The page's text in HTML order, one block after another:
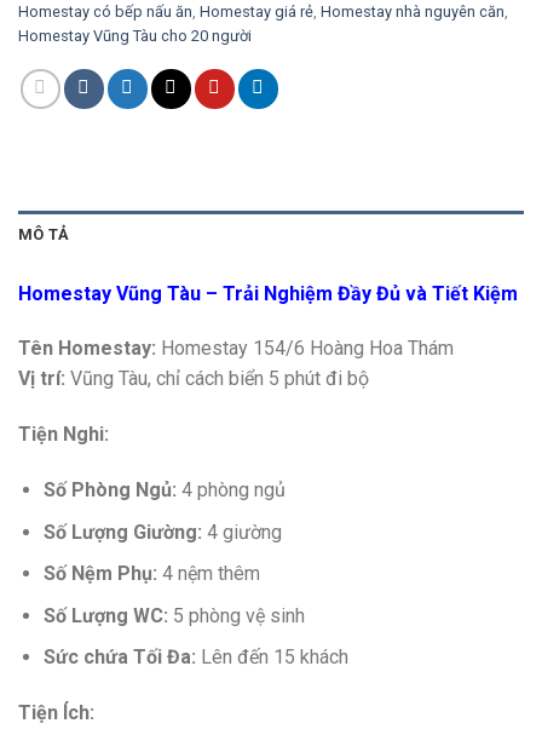
Homestay có bếp nấu ăn Homestay giá rẻ Homestay nhà nguyên căn
Homestay Vũng Tàu cho 20 người
MÔ TẢ
Homestay Vũng Tàu – Trải Nghiệm Đầy Đủ và Tiết Kiệm
Tên Homestay: Homestay 154/6 Hoàng Hoa Thám
Vị trí: Vũng Tàu, chỉ cách biển 5 phút đi bộ
Tiện Nghi:
Số Phòng Ngủ: 4 phòng ngủ
Số Lượng Giường: 4 giường
Số Nệm Phụ: 4 nệm thêm
Số Lượng WC: 5 phòng vệ sinh
Sức chứa Tối Đa: Lên đến 15 khách
Tiện Ích: